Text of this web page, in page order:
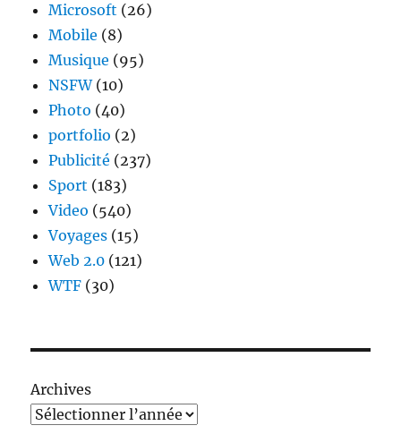
Microsoft (26)
Mobile (8)
Musique (95)
NSFW(10)
Photo (40)
portfolio (2)
Publicité (237)
Sport (183)
Video (540)
Voyages (15)
Web 2.0 (121)
WTF (30)
Archives